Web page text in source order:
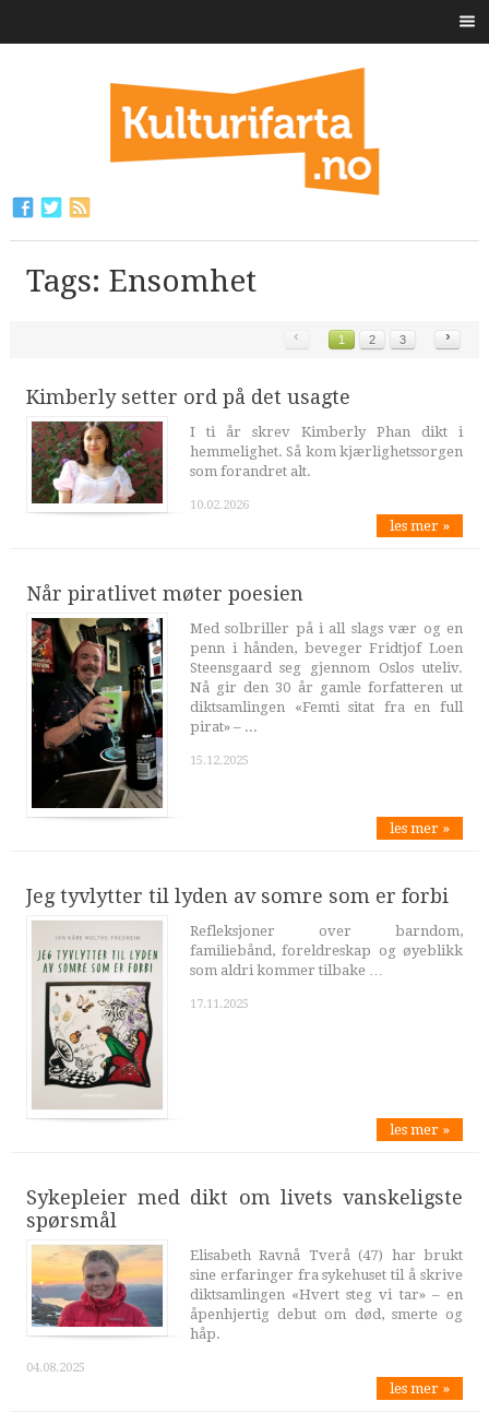
Tags: Ensomhet
‹ 1 2 3 ›
Kimberly setter ord på det usagte
I ti år skrev Kimberly Phan dikt i
hemmelighet. Så kom kjærlighetssorgen
som forandret alt.
10.02.2026
les mer »
Når piratlivet møter poesien
Med solbriller på i all slags vær og en
penn i hånden, beveger Fridtjof Loen
Steensgaard seg gjennom Oslos uteliv.
Nå gir den 30 år gamle forfatteren ut
diktsamlingen «Femti sitat fra en full
pirat» – ...
15.12.2025
les mer »
Jeg tyvlytter til lyden av somre som er forbi
Refleksjoner over barndom,
familiebånd, foreldreskap og øyeblikk
som aldri kommer tilbake …
17.11.2025
les mer »
Sykepleier med dikt om livets vanskeligste
spørsmål
Elisabeth Ravnå Tverå (47) har brukt
sine erfaringer fra sykehuset til å skrive
diktsamlingen «Hvert steg vi tar» – en
åpenhjertig debut om død, smerte og
håp.
04.08.2025
les mer »